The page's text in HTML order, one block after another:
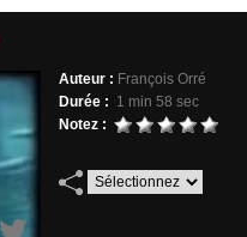
Auteur : François Orré
Durée : 1 min 58 sec
Notez :